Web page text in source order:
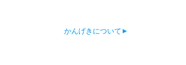
かんげきについて